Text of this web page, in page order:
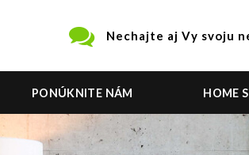
Nechajte aj Vy svoju
PONÚKNITE NÁM HOME